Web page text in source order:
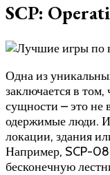
SCP:
Одна из
заключается в том,
сущности – это не
одержимые люди.
локации, здания
Например, SCP-
бесконечную